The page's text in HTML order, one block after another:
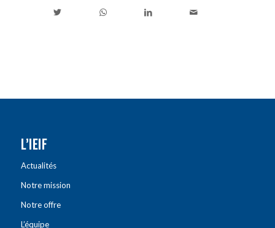
L’IEIF
Actualités
Notre mission
Notre offre
L’équipe